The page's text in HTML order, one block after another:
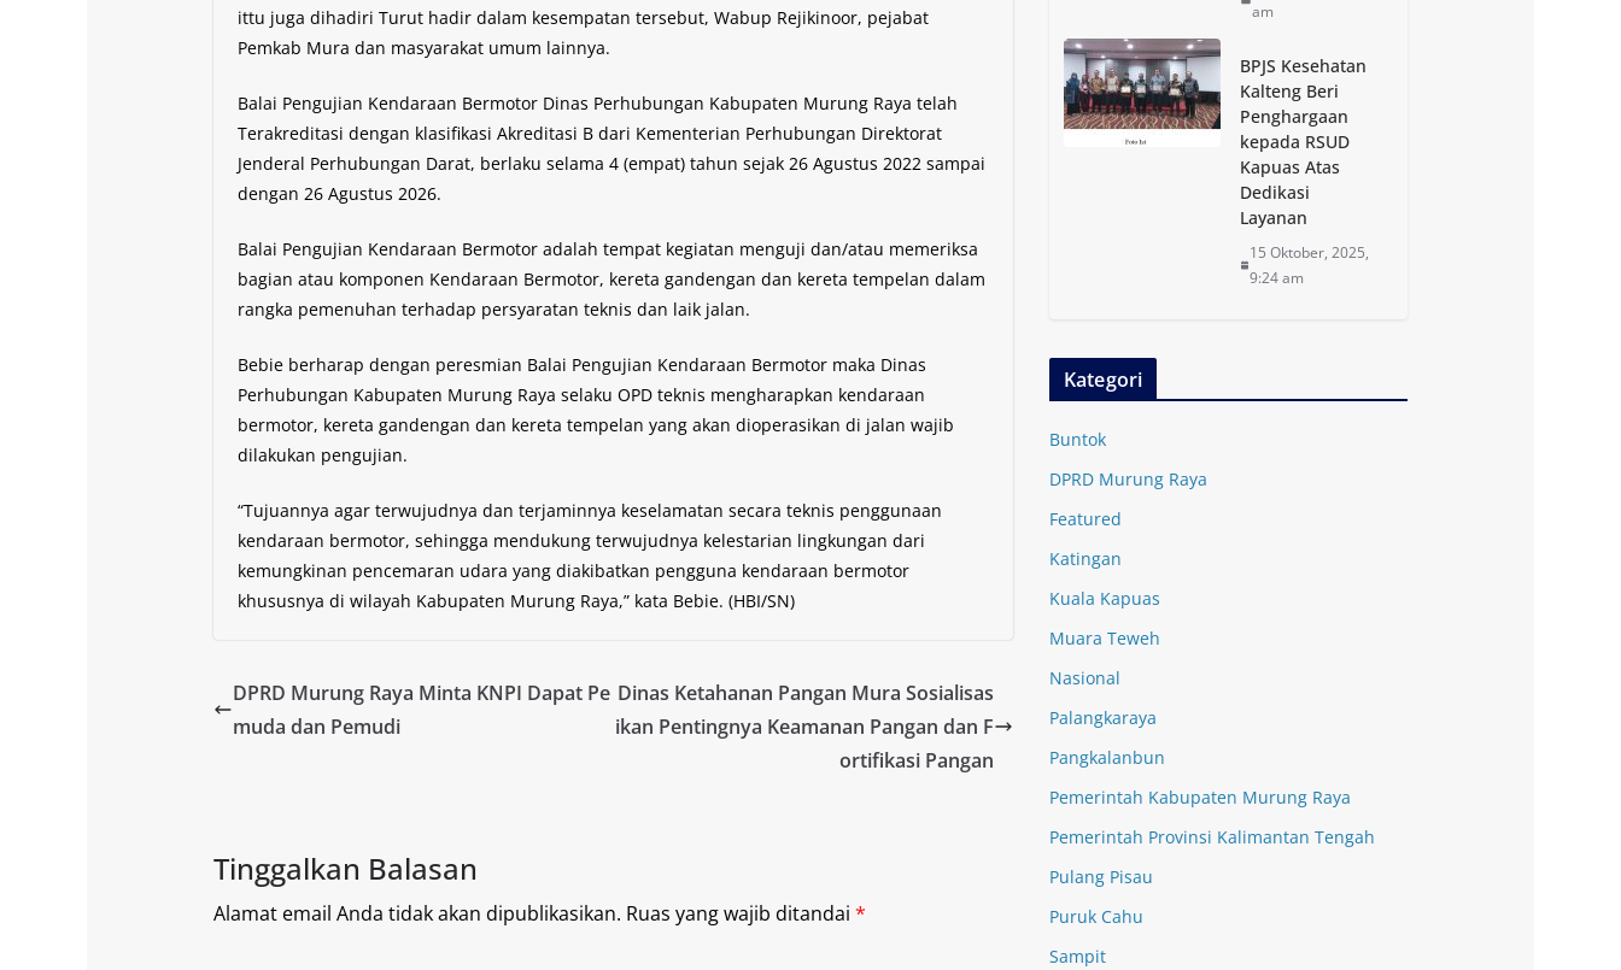
ittu juga dihadiri Turut hadir dalam kesempatan tersebut, Wabup Rejikinoor, pejabat
Pemkab Mura dan masyarakat umum lainnya.
Balai Pengujian Kendaraan Bermotor Dinas Perhubungan Kabupaten Murung Raya telah
Terakreditasi dengan klasifikasi Akreditasi B dari Kementerian Perhubungan Direktorat
Jenderal Perhubungan Darat, berlaku selama 4 (empat) tahun sejak 26 Agustus 2022 sampai
dengan 26 Agustus 2026.
Balai Pengujian Kendaraan Bermotor adalah tempat kegiatan menguji dan/atau memeriksa
bagian atau komponen Kendaraan Bermotor, kereta gandengan dan kereta tempelan dalam
rangka pemenuhan terhadap persyaratan teknis dan laik jalan.
Bebie berharap dengan peresmian Balai Pengujian Kendaraan Bermotor maka Dinas
Perhubungan Kabupaten Murung Raya selaku OPD teknis mengharapkan kendaraan
bermotor, kereta gandengan dan kereta tempelan yang akan dioperasikan di jalan wajib
dilakukan pengujian.
“Tujuannya agar terwujudnya dan terjaminnya keselamatan secara teknis penggunaan
kendaraan bermotor, sehingga mendukung terwujudnya kelestarian lingkungan dari
kemungkinan pencemaran udara yang diakibatkan pengguna kendaraan bermotor
khususnya di wilayah Kabupaten Murung Raya,” kata Bebie. (HBI/SN)
DPRD Murung Raya Minta KNPI Dapat Pe
muda dan Pemudi
Dinas Ketahanan Pangan Mura Sosialisas
ikan Pentingnya Keamanan Pangan dan F
ortifikasi Pangan
Tinggalkan Balasan
Alamat email Anda tidak akan dipublikasikan. Ruas yang wajib ditandai *
am
BPJS Kesehatan
Kalteng Beri
Penghargaan
kepada RSUD
Kapuas Atas
Dedikasi
Layanan
15 Oktober, 2025,
9:24 am
Kategori
Buntok
DPRD Murung Raya
Featured
Katingan
Kuala Kapuas
Muara Teweh
Nasional
Palangkaraya
Pangkalanbun
Pemerintah Kabupaten Murung Raya
Pemerintah Provinsi Kalimantan Tengah
Pulang Pisau
Puruk Cahu
Sampit